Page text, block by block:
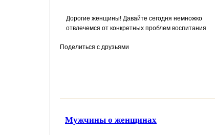
Дорогие женщины! Давайте сегодня немножко
отвлечемся от конкретных проблем воспитания
Поделиться с друзьями
Мужчины о женщинах